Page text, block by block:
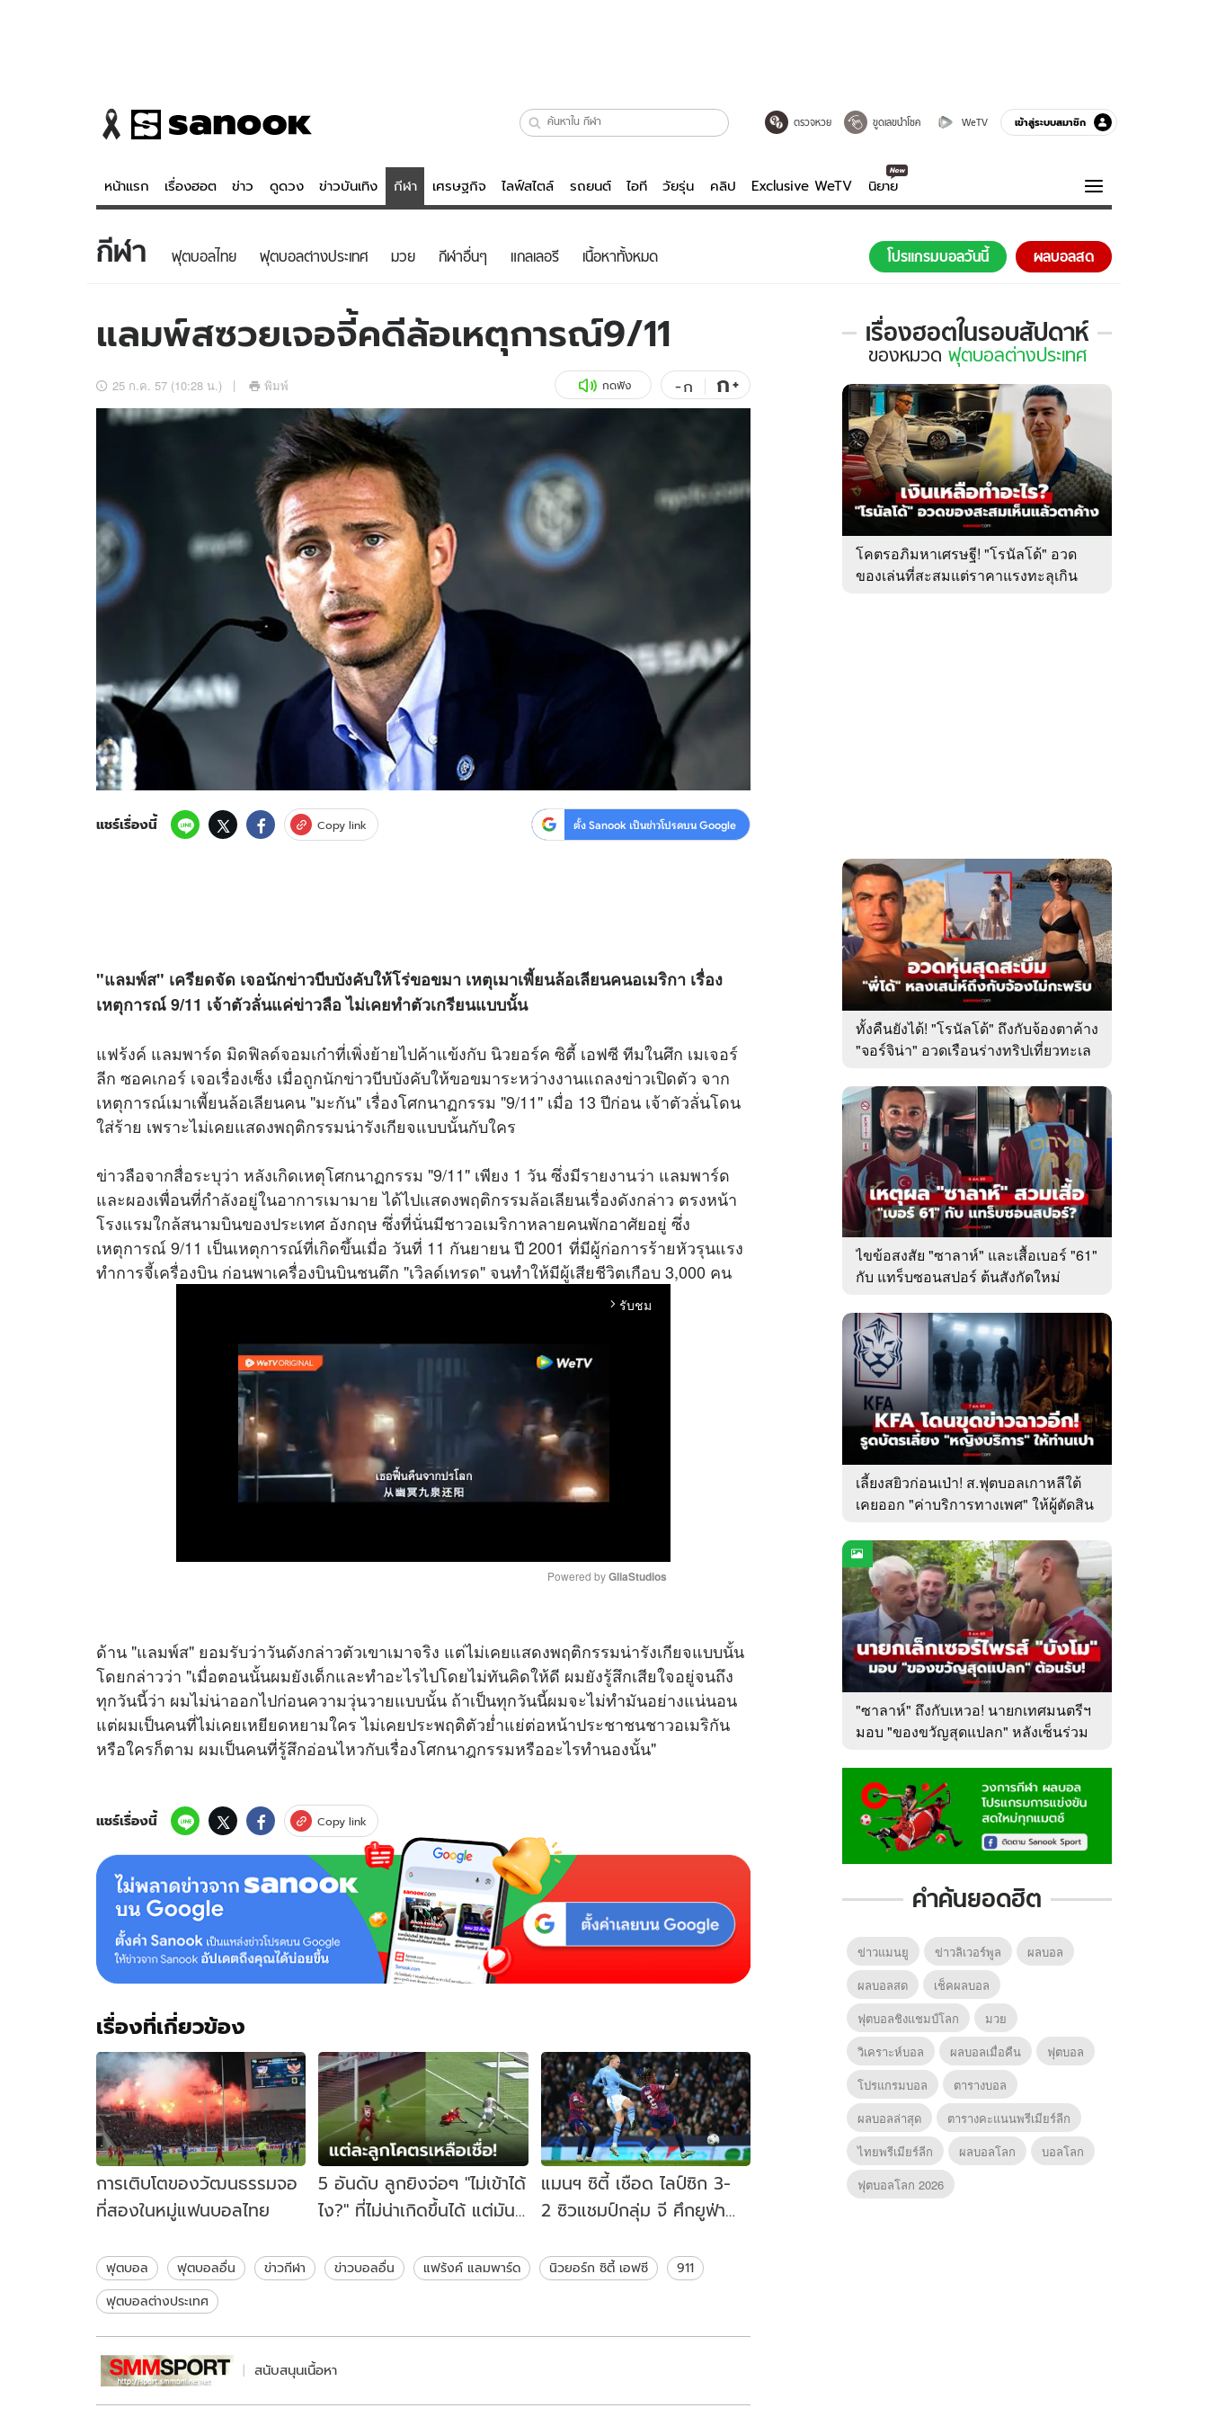
ตรวจหวย ขูดเลขนำโชค WeTV เข้าสู่ระบบสมาชิก
หน้าแรก เรื่องฮอต ข่าว ดูดวง ข่าวบันเทิง กีฬา เศรษฐกิจ ไลฟ์สไตล์ รถยนต์ ไอที วัยรุ่น คลิป Exclusive WeTV นิยาย
ข่าว
ข่าวบันเทิง
อัปเดตจีน
ดูดวง - ตรวจหวย
หวยไทย
สถิติหวยไทย
ไลฟ์สไตล์
วัยรุ่น
รถยนต์
เที่ยว-กิน
Tasteful Thailand
Sanook Choice
คลิป
พอดแคสต์
Exclusive WeTV
ความรู้รอบตัว
ฮาวทู
ติดตามสนุกโซเชียลได้ที่
2569บริษัท อิมเมจ ฟิวเจอร์ (ประเทศไทย) จำกัด
กีฬา ฟุตบอลไทย ฟุตบอลต่างประเทศ มวย กีฬาอื่นๆ แกลเลอรี เนื้อหาทั้งหมด โปรแกรมบอลวันนี้ ผลบอลสด
แลมพ์สซวยเจอจี้คดีล้อเหตุการณ์9/11
25 ก.ค. 57 (10:28 น.) พิมพ์ กดฟัง -ก ก+
แชร์เรื่องนี้ Copy link ตั้ง Sanook เป็นข่าวโปรดบน Google
"แลมพ์ส" เครียดจัด เจอนักข่าวบีบบังคับให้โร่ขอขมา เหตุเมาเพี้ยนล้อเลียนคนอเมริกา เรื่อง
เหตุการณ์ 9/11 เจ้าตัวลั่นแค่ข่าวลือ ไม่เคยทำตัวเกรียนแบบนั้น
แฟร้งค์ แลมพาร์ด มิดฟิลด์จอมเก๋าที่เพิ่งย้ายไปค้าแข้งกับ นิวยอร์ค ซิตี้ เอฟซี ทีมในศึก เมเจอร์
ลีก ซอคเกอร์ เจอเรื่องเซ็ง เมื่อถูกนักข่าวบีบบังคับให้ขอขมาระหว่างงานแถลงข่าวเปิดตัว จาก
เหตุการณ์เมาเพี้ยนล้อเลียนคน "มะกัน" เรื่องโศกนาฏกรรม "9/11" เมื่อ 13 ปีก่อน เจ้าตัวลั่นโดน
ใส่ร้าย เพราะไม่เคยแสดงพฤติกรรมน่ารังเกียจแบบนั้นกับใคร
ข่าวลือจากสื่อระบุว่า หลังเกิดเหตุโศกนาฏกรรม "9/11" เพียง 1 วัน ซึ่งมีรายงานว่า แลมพาร์ด
และผองเพื่อนที่กำลังอยู่ในอาการเมามาย ได้ไปแสดงพฤติกรรมล้อเลียนเรื่องดังกล่าว ตรงหน้า
โรงแรมใกล้สนามบินของประเทศ อังกฤษ ซึ่งที่นั่นมีชาวอเมริกาหลายคนพักอาศัยอยู่ ซึ่ง
เหตุการณ์ 9/11 เป็นเหตุการณ์ที่เกิดขึ้นเมื่อ วันที่ 11 กันยายน ปี 2001 ที่มีผู้ก่อการร้ายหัวรุนแรง
ทำการจี้เครื่องบิน ก่อนพาเครื่องบินบินชนตึก "เวิลด์เทรด" จนทำให้มีผู้เสียชีวิตเกือบ 3,000 คน
arrow_forward_ios รับชม
u
t
e
Powered by GliaStudios
ด้าน "แลมพ์ส" ยอมรับว่าวันดังกล่าวตัวเขาเมาจริง แต่ไม่เคยแสดงพฤติกรรมน่ารังเกียจแบบนั้น
โดยกล่าวว่า "เมื่อตอนนั้นผมยังเด็กและทำอะไรไปโดยไม่ทันคิดให้ดี ผมยังรู้สึกเสียใจอยู่จนถึง
ทุกวันนี้ว่า ผมไม่น่าออกไปก่อนความวุ่นวายแบบนั้น ถ้าเป็นทุกวันนี้ผมจะไม่ทำมันอย่างแน่นอน
แต่ผมเป็นคนที่ไม่เคยเหยียดหยามใคร ไม่เคยประพฤติตัวย่ำแย่ต่อหน้าประชาชนชาวอเมริกัน
หรือใครก็ตาม ผมเป็นคนที่รู้สึกอ่อนไหวกับเรื่องโศกนาฎกรรมหรืออะไรทำนองนั้น"
แชร์เรื่องนี้ Copy link
เรื่องที่เกี่ยวข้อง
การเติบโตของวัฒนธรรมจอ
ที่สองในหมู่แฟนบอลไทย
5 อันดับ ลูกยิงจ่อๆ "ไม่เข้าได้
ไง?" ที่ไม่น่าเกิดขึ้นได้ แต่มัน
แมนฯ ซิตี้ เชือด ไลป์ซิก 3-
2 ซิวแชมป์กลุ่ม จี ศึกยูฟ่า
ฟุตบอล ฟุตบอลอื่น ข่าวกีฬา ข่าวบอลอื่น แฟร้งค์ แลมพาร์ด นิวยอร์ก ซิตี้ เอฟซี
911
ฟุตบอลต่างประเทศ
สนับสนุนเนื้อหา
เรื่องฮอตในรอบสัปดาห์
เรื่อง
ใน
รอบ
สัปดาห์
ของ
หมวด
ฟุตบอล
ต่าง
ประเทศ
ของหมวด ฟุตบอลต่างประเทศ
โคตรอภิมหาเศรษฐี! "โรนัลโด้" อวด
ของเล่นที่สะสมแต่ราคาแรงทะลุเกิน
ทั้งคืนยังได้! "โรนัลโด้" ถึงกับจ้องตาค้าง
"จอร์จิน่า" อวดเรือนร่างทริปเที่ยวทะเล
ไขข้อสงสัย "ซาลาห์" และเสื้อเบอร์ "61"
กับ แทร็บซอนสปอร์ ต้นสังกัดใหม่
เลี้ยงสยิวก่อนเป่า! ส.ฟุตบอลเกาหลีใต้
เคยออก "ค่าบริการทางเพศ" ให้ผู้ตัดสิน
"ซาลาห์" ถึงกับเหวอ! นายกเทศมนตรีฯ
มอบ "ของขวัญสุดแปลก" หลังเซ็นร่วม
คำค้นยอดฮิต
ข่าวแมนยู ข่าวลิเวอร์พูล
ผลบอล
ผลบอลสด
เช็คผลบอล
ฟุตบอลชิงแชมป์โลก
มวย
วิเคราะห์บอล
ผลบอลเมื่อคืน
ฟุตบอล
โปรแกรมบอล
ตารางบอล
ผลบอลล่าสุด
ตารางคะแนนพรีเมียร์ลีก
ไทยพรีเมียร์ลีก
ผลบอลโลก
บอลโลก
ฟุตบอลโลก 2026